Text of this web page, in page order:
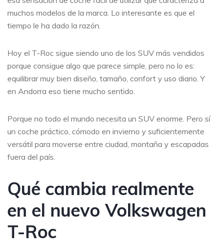
muchos modelos de la marca. Lo interesante es que el
tiempo le ha dado la razón.
Hoy el T-Roc sigue siendo uno de los SUV más vendidos
porque consigue algo que parece simple, pero no lo es:
equilibrar muy bien diseño, tamaño, confort y uso diario. Y
en Andorra eso tiene mucho sentido.
Porque no todo el mundo necesita un SUV enorme. Pero sí
un coche práctico, cómodo en invierno y suficientemente
versátil para moverse entre ciudad, montaña y escapadas
fuera del país.
Qué cambia realmente
en el nuevo Volkswagen
T-Roc